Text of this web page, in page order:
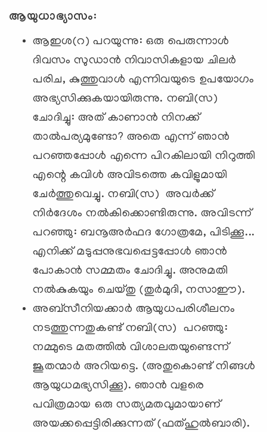
ആയുധാഭ്യാസം:
ആഇശ(റ) പറയുന്നു: ഒരു പെരുന്നാള്‍
ദിവസം സുഡാന്‍ നിവാസികളായ ചിലര്‍
പരിച, കുത്തുവാള്‍ എന്നിവയുടെ ഉപയോഗം
അഭ്യസിക്കുകയായിരുന്നു. നബി(സ)
ചോദിച്ചു: അത് കാണാന്‍ നിനക്ക്
താല്‍പര്യമുണ്ടോ? അതെ എന്ന് ഞാന്‍
പറഞ്ഞപ്പോള്‍ എന്നെ പിറകിലായി നിറുത്തി
എന്റെ കവിള്‍ അവിടത്തെ കവിളുമായി
ചേര്‍ത്തുവെച്ചു. നബി(സ) അവര്‍ക്ക്
നിര്‍ദേശം നല്‍കിക്കൊണ്ടിരുന്നു. അവിടന്ന്
പറഞ്ഞു: ബനൂഅര്‍ഫദ ഗോത്രമേ, പിടിക്കൂ...
എനിക്ക് മടുപ്പനുഭവപ്പെട്ടപ്പോള്‍ ഞാന്‍
പോകാന്‍ സമ്മതം ചോദിച്ചു. അനുമതി
നല്‍കുകയും ചെയ്തു (തുര്‍മുദി, നസാഈ).
അബ്‌സീനിയക്കാര്‍ ആയുധപരിശീലനം
നടത്തുന്നതുകണ്ട് നബി(സ) പറഞ്ഞു:
നമ്മുടെ മതത്തില്‍ വിശാലതയുണ്ടെന്ന്
ജൂതന്മാര്‍ അറിയട്ടെ. (അതുകൊണ്ട് നിങ്ങള്‍
ആയുധമഭ്യസിക്കൂ). ഞാന്‍ വളരെ
പവിത്രമായ ഒരു സത്യമതവുമായാണ്
അയക്കപ്പെട്ടിരിക്കുന്നത് (ഫത്ഹുല്‍ബാരി).